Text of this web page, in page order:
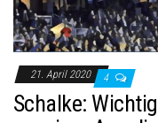
21. April 2020 4
Schalke: